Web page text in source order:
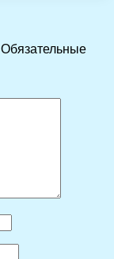
Обязательные